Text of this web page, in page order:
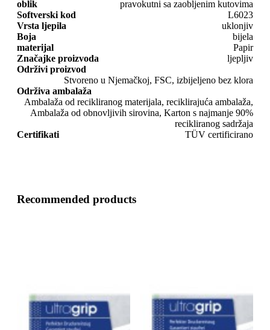
oblik
pravokutni sa zaobljenim kutovima
Softverski kod
L6023
Vrsta ljepila
uklonjiv
Boja
bijela
materijal
Papir
Značajke proizvoda
ljepljiv
Održivi proizvod
Stvoreno u Njemačkoj, FSC, izbijeljeno bez klora
Održiva ambalaža
Ambalaža od recikliranog materijala, reciklirajuća ambalaža,
Ambalaža od obnovljivih sirovina, Karton s najmanje 90%
recikliranog sadržaja
Certifikati
TÜV certificirano
Recommended products